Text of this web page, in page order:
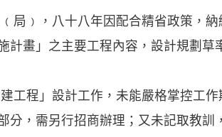
局﹚，八十八年因配合精省政策，
計畫」之主要工程內容，設計規劃草
工程」設計工作，未能嚴格掌控工
分，需另行招商辦理；又未記取教訓